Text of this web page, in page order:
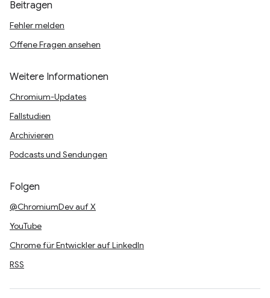
Beitragen
Fehler melden
Offene Fragen ansehen
Weitere Informationen
Chromium-Updates
Fallstudien
Archivieren
Podcasts und Sendungen
Folgen
@ChromiumDev auf X
YouTube
Chrome für Entwickler auf LinkedIn
RSS